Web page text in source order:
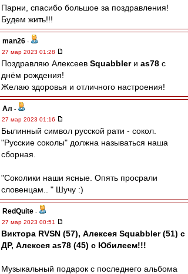
Парни, спасибо большое за поздравления!
Будем жить!!!
man26 -
27 мар 2023 01:28
Поздравляю Алексеев Squabblerи as78 с
днём рождения!
Желаю здоровья и отличного настроения!
Ал -
27 мар 2023 01:16
Былинный символ русской рати - сокол.
"Русские соколы" должна называться наша
сборная.
"Соколики наши ясные. Опять просрали
словенцам.. " Шучу :)
RedQuite -
27 мар 2023 00:51
Виктора RVSN (57), Алексея Squabbler (51) с
ДР, Алексея as78 (45) с Юбилеем!!!
Музыкальный подарок с последнего альбома